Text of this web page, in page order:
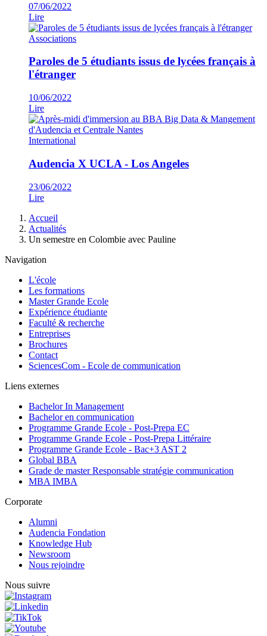
07/06/2022
Lire
Associations
Paroles de 5 étudiants issus de lycées français à
l'étranger
10/06/2022
Lire
International
Audencia X UCLA - Los Angeles
23/06/2022
Lire
d'Ariane
Accueil
Actualités
Un semestre en Colombie avec Pauline
Navigation
L'école
Les formations
Master Grande Ecole
Expérience étudiante
Faculté & recherche
Entreprises
Brochures
Contact
SciencesCom - Ecole de communication
Liens externes
Bachelor In Management
Bachelor en communication
Programme Grande Ecole - Post-Prepa EC
Programme Grande Ecole - Post-Prepa Littéraire
Programme Grande Ecole - Bac+3 AST 2
Global BBA
Grade de master Responsable stratégie communication
MBA IMBA
Corporate
Alumni
Audencia Fondation
Knowledge Hub
Newsroom
Nous rejoindre
Nous suivre